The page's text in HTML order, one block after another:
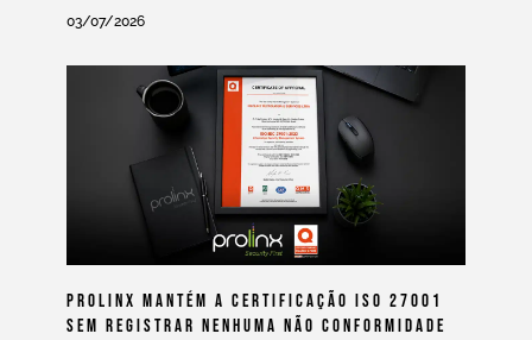
03/07/2026
Prolinx Mantém A Certificação ISO 27001
Sem Registrar Nenhuma Não Conformidade